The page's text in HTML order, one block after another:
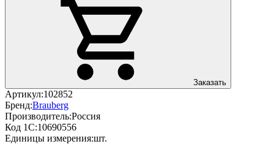
Заказать
Артикул:102852
Бренд:Brauberg
Производитель:Россия
Код 1С:10690556
Единицы измерения:шт.